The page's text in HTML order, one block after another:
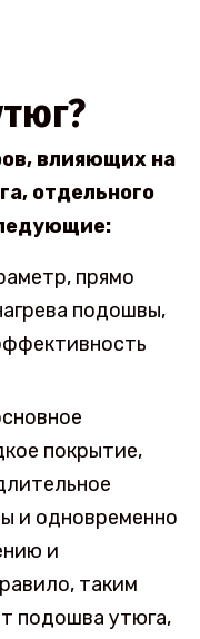
влияющих на
отдельного
прямо
подошвы,
покрытие,
и одновременно
и
таким
подошва утюга,